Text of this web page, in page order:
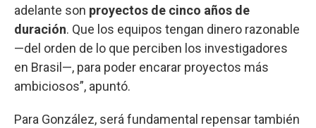
adelante son proyectos de cinco años de
duración. Que los equipos tengan dinero razonable
—del orden de lo que perciben los investigadores
en Brasil—, para poder encarar proyectos más
ambiciosos”, apuntó.
Para González, será fundamental repensar también